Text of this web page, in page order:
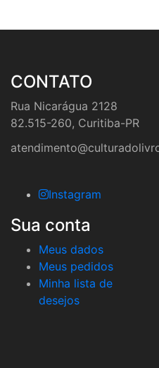
CONTATO
Rua Nicarágua 2128
82.515-260, Curitiba-PR
Instagram
Sua conta
Meus dados
Meus pedidos
Minha lista de
desejos